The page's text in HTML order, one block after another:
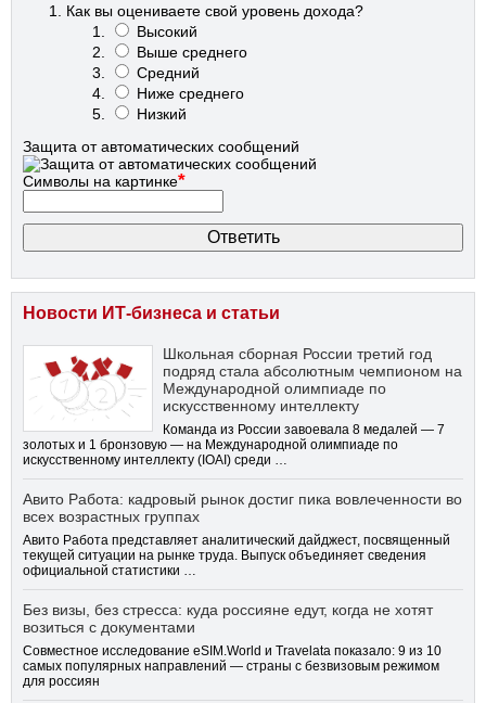
Как вы оцениваете свой уровень дохода?
Высокий
Выше среднего
Средний
Ниже среднего
Низкий
Защита от автоматических сообщений
Символы на картинке*
Новости ИТ-бизнеса и статьи
Школьная сборная России третий год
подряд стала абсолютным чемпионом на
Международной олимпиаде по
искусственному интеллекту
Команда из России завоевала 8 медалей — 7
золотых и 1 бронзовую — на Международной олимпиаде по
искусственному интеллекту (IOAI) среди …
Авито Работа: кадровый рынок достиг пика вовлеченности во
всех возрастных группах
Авито Работа представляет аналитический дайджест, посвященный
текущей ситуации на рынке труда. Выпуск объединяет сведения
официальной статистики …
Без визы, без стресса: куда россияне едут, когда не хотят
возиться с документами
Совместное исследование eSIM.World и Travelata показало: 9 из 10
самых популярных направлений — страны с безвизовым режимом
для россиян